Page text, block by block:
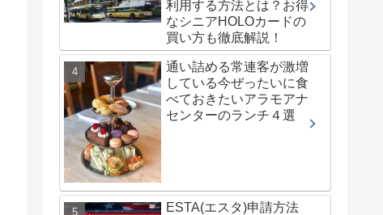
利用する方法とは？お得
なシニアHOLOカードの
買い方も徹底解説！
通い詰める常連客が激増
している今ぜったいに食
べておきたいアラモアナ
センターのランチ４選
ESTA(エスタ)申請方法